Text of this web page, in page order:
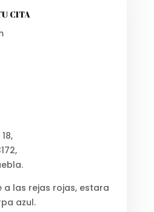
CITA
a las rejas rojas, estara
azul.